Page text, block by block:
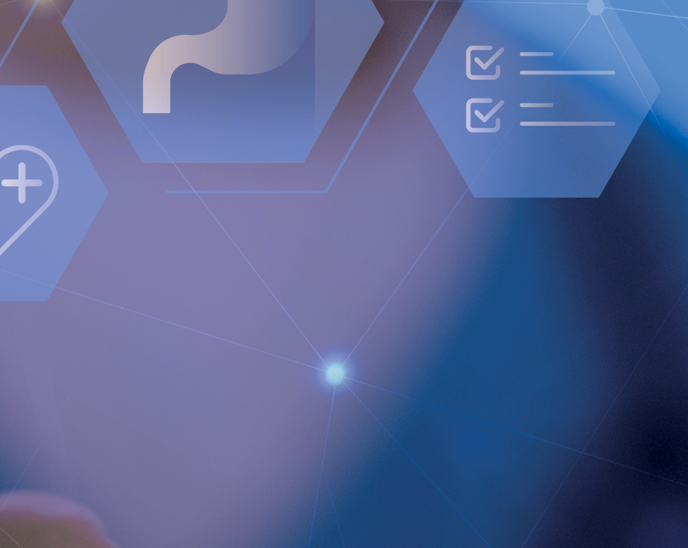
Implantica kommer att hålla en telefonkonferens den 15 november 2024 kl. 15:00 (CET) med Peter
Forsell (VD), Andreas Öhrnberg (CFO) och Nicole Pehrsson (Chief Corporate Affairs Officer). Se
samtalsuppgifterna nedan för att ansluta till konferensen:
Om du önskar delta via webbsändning använder du följande länk:
https://ir.financialhearings.com/implantica-q3-report-2024
Telefonnummer till telefonkonferensen erhålls genom registrering via länken nedan. Efter
registreringen kommer du att få telefonnummer och ett konferens-ID för att få tillgång till
https://conference.financialhearings.com/teleconference/?id=50049903
För ytterligare information, vänligen kontakta:
Implantica är noterat på Nasdaq First North Premier Growth Market i Stockholm.
Bolagets Certified Adviser är FNCA Sweden AB,
enna information är sådan information som Implantica AG är skyldigt att offentliggöra enligt EU:s
marknadsmissbruksförordning. Informationen lämnades, genom ovanstående kontaktpersons försorg, för
offentliggörande den 2024-11-15 08:00 CET.
About Implantica
Implantica är en medicinteknisk koncern dedikerad till att föra avancerad teknik in i kroppen.
Implanticas ledande produkt, RefluxStop™, är ett CE-märkt implantat som motverkar sura
uppstötningar av magsaft upp i matstrupen och potentiellt kommer att skapa ett paradigmskifte
för anti-reflux-behandling vilket stöds av framgångsrika resultat frånkliniska prövningar.
Implantica fokuserar också på eHälsa i kroppen och har utvecklat en bred, patentskyddad
produktpipeline baserad delvis på två plattformsteknologier: en eHälsoplattform utformad för att
övervaka ett brett spektrum av hälsoparametrar, kontrollera behandling inifrån kroppen och
kommunicera till vårdgivaren på avstånd och en trådlös energigivande plattform utformad för att
driva fjärrstyrda implantat trådlöst genom intakt hud.
Implantica är noterat på Nasdaq First North
Premier Growth Market (ticker: IMP A SDB). Besök
för mer information.
Implantica publicerar Delarsrapport Jan - Sep 2024 Q3